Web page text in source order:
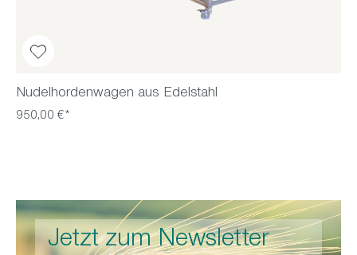
Nudelhordenwagen aus Edelstahl
950,00 €*
Jetzt zum Newsletter